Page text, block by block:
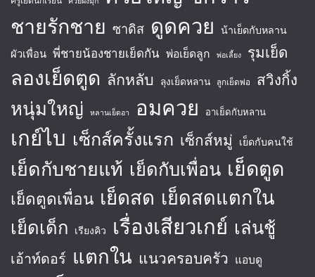
ชายรักชาย ซาดิส ดูดควย น้าเย็ดกับหลาน
ผัวเพื่อน พี่ชายน้องชายเย็ดกัน พ่อเย็ดลูก พ่อเลี้ยง รุมเย็ด
ลองเย็ดตูด ลักหลับ ลุงเย็ดหลาน ลูกเย็ดพ่อ สวิงกิ้ง
หนุ่มใหญ่ หลานเย็ดอา อมควย อาเย็ดกับหลาน
เกย์ไบ เซ็กส์ครั้งแรก เซ็กส์หมู่ เย็ดกับคนใช้
เย็ดกับชายแท้ เย็ดกับเพื่อน เย็ดตูด
เย็ดตูดเพื่อน เย็ดสด เย็ดสดแตกใน
เย็ดเด็ก เรียงคิว เรื่องเสียวเกย์ เล่นชู้
เอ้าท์ดอร์ แตกใน แนวครอบครัว แอบดู